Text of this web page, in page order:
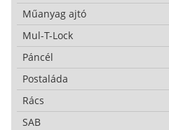
Műanyag ajtó
Mul-T-Lock
Páncél
Postaláda
Rács
SAB